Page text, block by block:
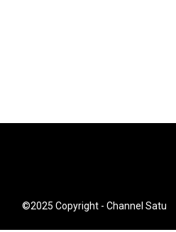
©2025 Copyright - Channel Satu